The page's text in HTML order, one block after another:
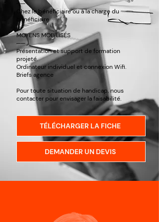
──
Chez le bénéficiaire ou à la charge du
bénéficiaire
MOYENS MOBILISÉS
──
Présentation et support de formation
projeté.
Ordinateur individuel et connexion Wifi.
Briefs agence
Pour toute situation de handicap, nous
contacter pour envisager la faisabilité.
TÉLÉCHARGER LA FICHE
DEMANDER UN DEVIS